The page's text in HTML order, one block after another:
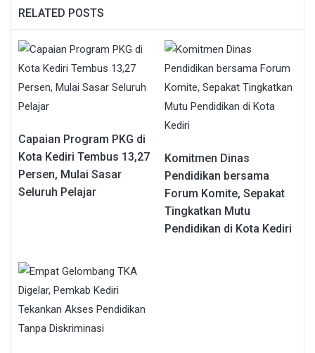
RELATED POSTS
Capaian Program PKG di
Kota Kediri Tembus 13,27
Persen, Mulai Sasar
Seluruh Pelajar
Komitmen Dinas
Pendidikan bersama
Forum Komite, Sepakat
Tingkatkan Mutu
Pendidikan di Kota Kediri